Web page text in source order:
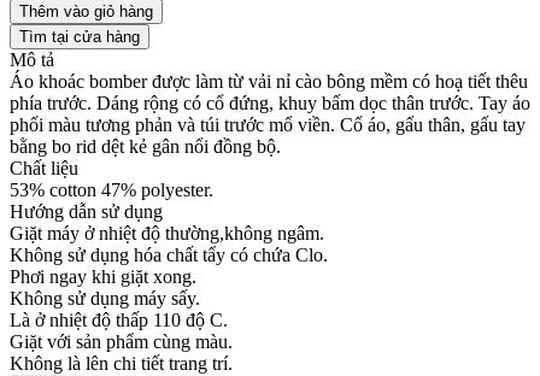
Thêm vào giỏ hàng
Tìm tại cửa hàng
Mô tả
Áo khoác bomber được làm từ vải nỉ cào bông mềm có hoạ tiết thêu
phía trước. Dáng rộng có cổ đứng, khuy bấm dọc thân trước. Tay áo
phối màu tương phản và túi trước mổ viền. Cổ áo, gấu thân, gấu tay
bằng bo rid dệt kẻ gân nổi đồng bộ.
Chất liệu
53% cotton 47% polyester.
Hướng dẫn sử dụng
Giặt máy ở nhiệt độ thường,không ngâm.
Không sử dụng hóa chất tẩy có chứa Clo.
Phơi ngay khi giặt xong.
Không sử dụng máy sấy.
Là ở nhiệt độ thấp 110 độ C.
Giặt với sản phẩm cùng màu.
Không là lên chi tiết trang trí.